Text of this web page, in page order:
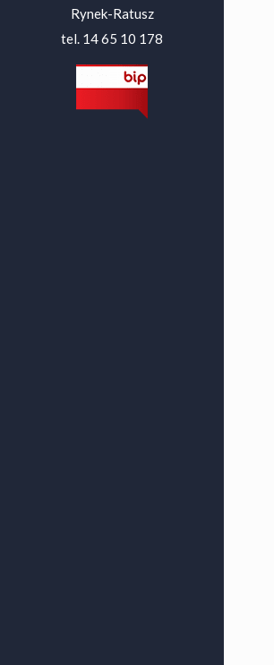
Rynek-Ratusz
tel. 14 65 10 178